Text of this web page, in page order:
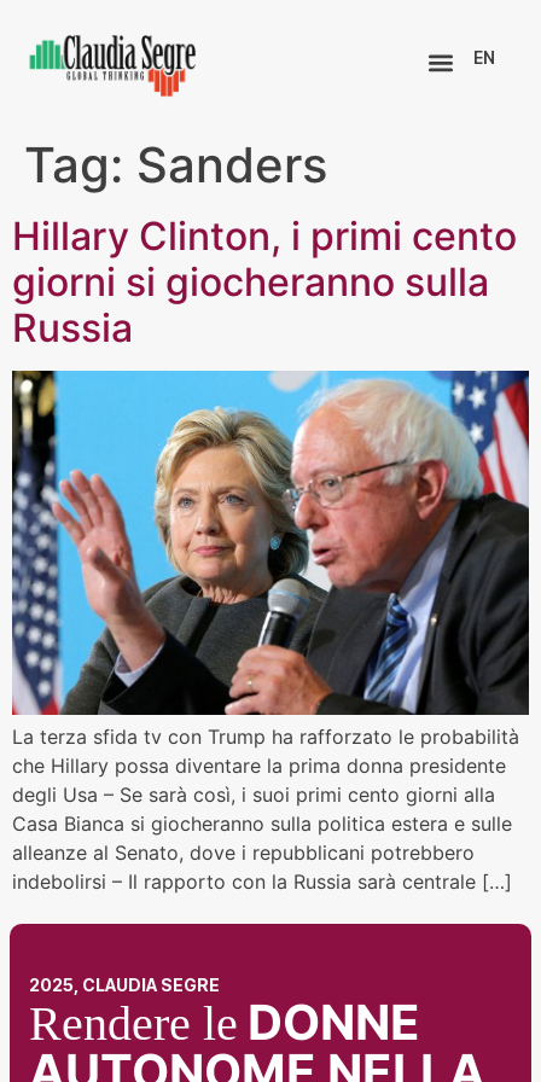
EN
Tag: Sanders
Hillary Clinton, i primi cento
giorni si giocheranno sulla
Russia
La terza sfida tv con Trump ha rafforzato le probabilità
che Hillary possa diventare la prima donna presidente
degli Usa – Se sarà così, i suoi primi cento giorni alla
Casa Bianca si giocheranno sulla politica estera e sulle
alleanze al Senato, dove i repubblicani potrebbero
indebolirsi – Il rapporto con la Russia sarà centrale […]
2025, CLAUDIA SEGRE
Rendere le DONNE